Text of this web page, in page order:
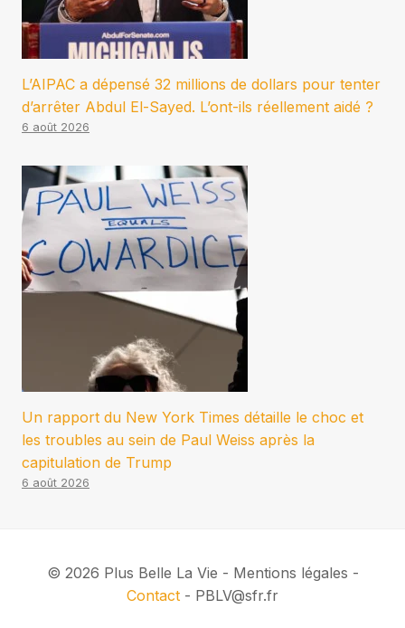
L’AIPAC a dépensé 32 millions de dollars pour tenter
d’arrêter Abdul El-Sayed. L’ont-ils réellement aidé ?
6 août 2026
Un rapport du New York Times détaille le choc et
les troubles au sein de Paul Weiss après la
capitulation de Trump
6 août 2026
© 2026 Plus Belle La Vie - Mentions légales -
Contact - PBLV@sfr.fr